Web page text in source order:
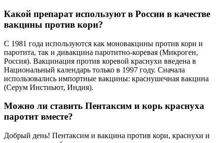
Какой препарат используют в России в качестве
вакцины против кори?
С 1981 года используются как моновакцины против кори и
паротита, так и дивакцина паротитно-коревая (Микроген,
Россия). Вакцинация против коревой краснухи введена в
Национальный календарь только в 1997 году. Сначала
использовались импортные вакцины: краснушечная вакцина
(Серум Инстиьют, Индия).
Можно ли ставить Пентаксим и корь краснуха
паротит вместе?
Добрый день! Пентаксим и вакцина против кори, краснухи и